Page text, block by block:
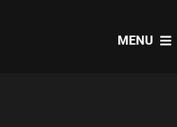
MENU